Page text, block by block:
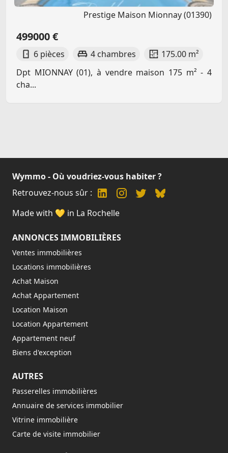
Prestige Maison Mionnay (01390)
499000 €
6 pièces 4 chambres
175.00 m²
Dpt MIONNAY (01), à vendre maison 175 m² - 4
cha...
Wymmo - Où voudriez-vous habiter ?
Retrouvez-nous sûr :
Made with 💛 in La Rochelle
ANNONCES IMMOBILIÈRES
Ventes immobilières
Locations immobilières
Achat Maison
Achat Appartement
Location Maison
Location Appartement
Appartement neuf
Biens d'exception
AUTRES
Passerelles immobilières
Annuaire de services immobilier
Vitrine immobilière
Carte de visite immobilier